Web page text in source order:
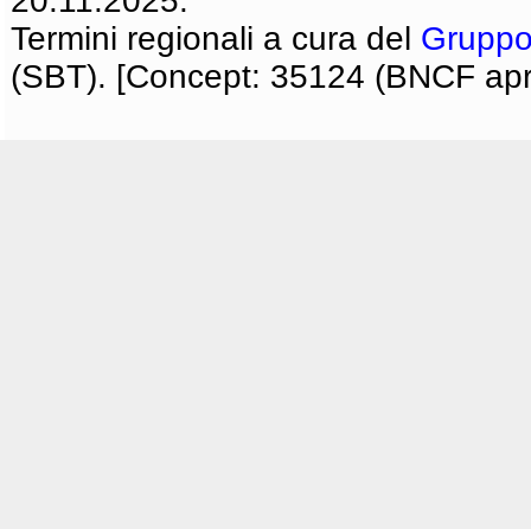
Termini regionali a cura del
(SBT). [Concept: 35124 (BNCF